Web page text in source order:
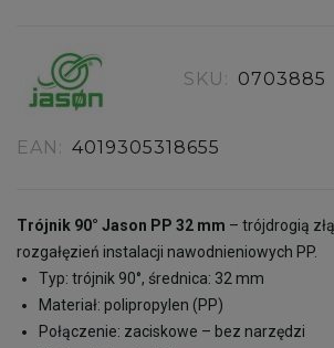
SKU: 0703885
EAN: 4019305318655
Trójnik 90° Jason PP 32 mm – trójdrogią
rozgałęzień instalacji nawodnieniowych PP.
Typ: trójnik 90°, średnica: 32 mm
Materiał: polipropylen (PP)
Połączenie: zaciskowe – bez narzędzi